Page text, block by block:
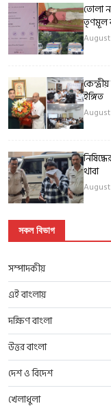
তোলা
তৃণমূল
ইঙ্গিত
থাবা
সকল বিভাগ
সম্পাদকীয়
এই বাংলায়
দক্ষিণ বাংলা
উত্তর বাংলা
দেশ ও বিদেশ
খেলাধুলা